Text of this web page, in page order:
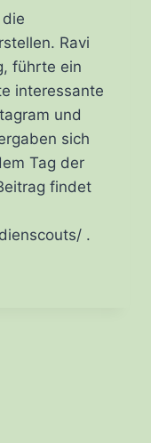
Ravi
führte ein
interessante
und
sich
Tag der
findet
.